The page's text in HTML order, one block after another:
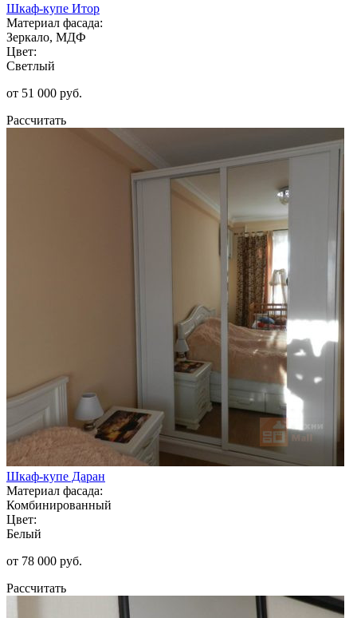
Шкаф-купе Итор
Материал фасада:
Зеркало, МДФ
Цвет:
Светлый
от 51 000 руб.
Рассчитать
Шкаф-купе Даран
Материал фасада:
Комбинированный
Цвет:
Белый
от 78 000 руб.
Рассчитать